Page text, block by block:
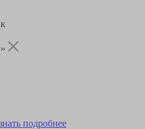
подробнее